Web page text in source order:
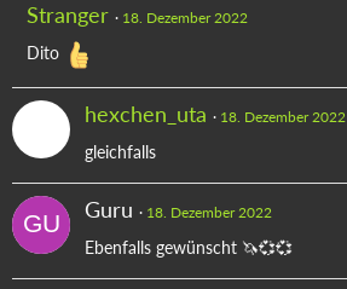
Stranger 18. Dezember 2022
Dito
hexchen_uta 18. Dezember 2022
gleichfalls
Guru 18. Dezember 2022
Ebenfalls gewünscht 🦄💞💞